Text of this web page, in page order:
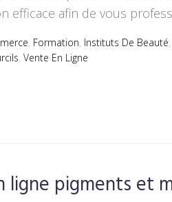
efficace afin de vous
, Formation, Instituts De Beauté,
, Vente En Ligne
ligne pigments et